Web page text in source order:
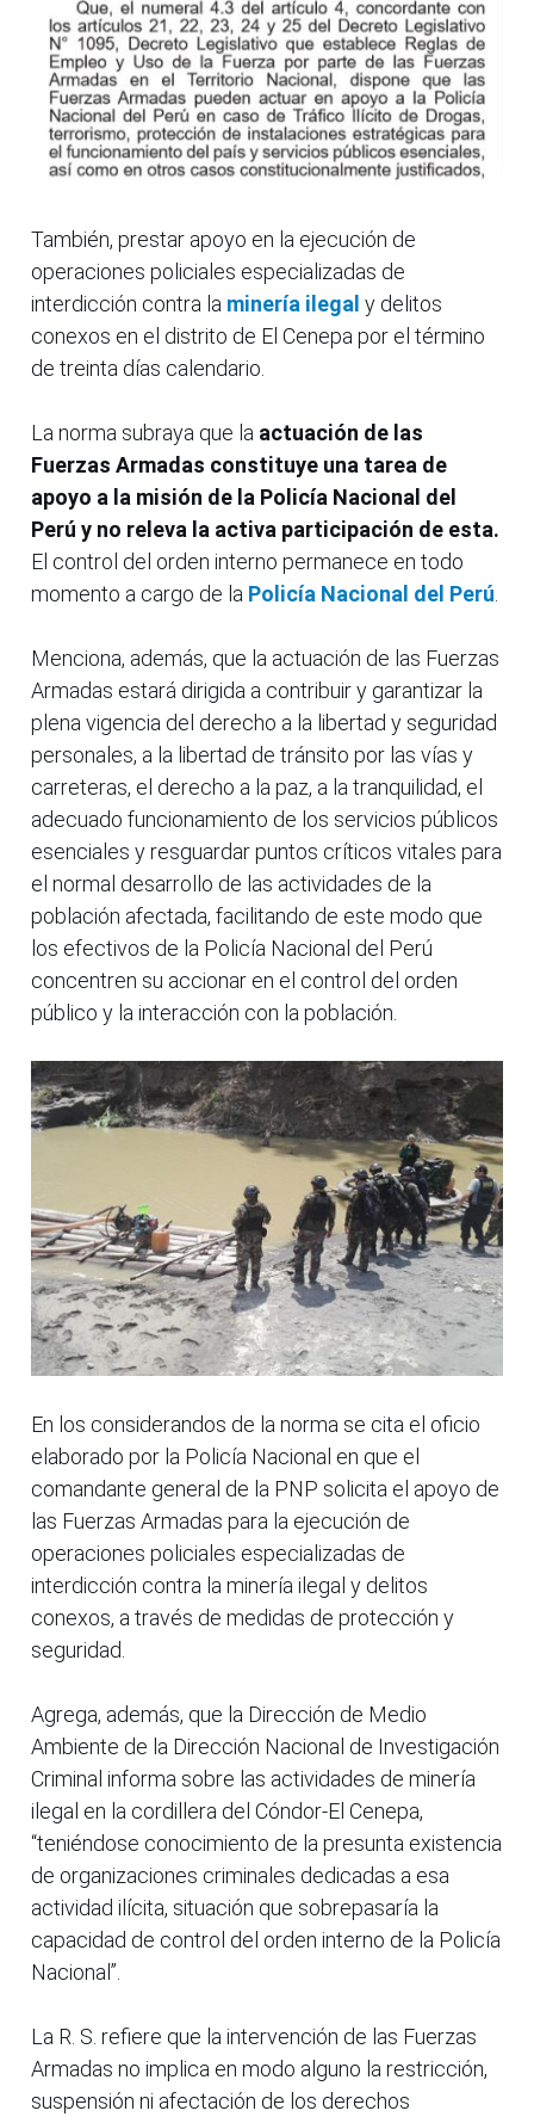
También, prestar apoyo en la ejecución de
operaciones policiales especializadas de
interdicción contra la minería ilegal y delitos
conexos en el distrito de El Cenepa por el término
de treinta días calendario.
La norma subraya que la actuación de las
Fuerzas Armadas constituye una tarea de
apoyo a la misión de la Policía Nacional del
Perú y no releva la activa participación de esta.
El control del orden interno permanece en todo
momento a cargo de la Policía Nacional del Perú
Menciona, además, que la actuación de las Fuerzas
Armadas estará dirigida a contribuir y garantizar la
plena vigencia del derecho a la libertad y seguridad
personales, a la libertad de tránsito por las vías y
carreteras, el derecho a la paz, a la tranquilidad, el
adecuado funcionamiento de los servicios públicos
esenciales y resguardar puntos críticos vitales para
el normal desarrollo de las actividades de la
población afectada, facilitando de este modo que
los efectivos de la Policía Nacional del Perú
concentren su accionar en el control del orden
público y la interacción con la población.
En los considerandos de la norma se cita el oficio
elaborado por la Policía Nacional en que el
comandante general de la PNP solicita el apoyo de
las Fuerzas Armadas para la ejecución de
operaciones policiales especializadas de
interdicción contra la minería ilegal y delitos
conexos, a través de medidas de protección y
seguridad.
Agrega, además, que la Dirección de Medio
Ambiente de la Dirección Nacional de Investigación
Criminal informa sobre las actividades de minería
ilegal en la cordillera del Cóndor-El Cenepa,
“teniéndose conocimiento de la presunta existencia
de organizaciones criminales dedicadas a esa
actividad ilícita, situación que sobrepasaría la
capacidad de control del orden interno de la Policía
Nacional”.
La R. S. refiere que la intervención de las Fuerzas
Armadas no implica en modo alguno la restricción,
suspensión ni afectación de los derechos